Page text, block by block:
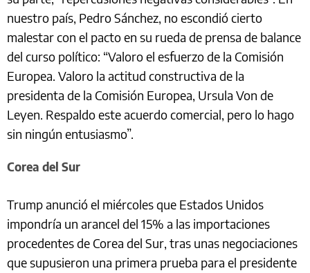
nuestro país, Pedro Sánchez, no escondió cierto
malestar con el pacto en su rueda de prensa de balance
del curso político: “Valoro el esfuerzo de la Comisión
Europea. Valoro la actitud constructiva de la
presidenta de la Comisión Europea, Ursula Von de
Leyen. Respaldo este acuerdo comercial, pero lo hago
sin ningún entusiasmo”.
Corea del Sur
Trump anunció el miércoles que Estados Unidos
impondría un arancel del 15% a las importaciones
procedentes de Corea del Sur, tras unas negociaciones
que supusieron una primera prueba para el presidente